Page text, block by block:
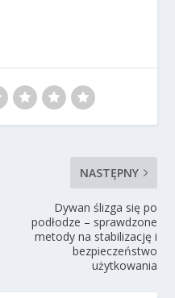
NASTĘPNY
Dywan ślizga się po
podłodze – sprawdzone
metody na stabilizację i
bezpieczeństwo
użytkowania